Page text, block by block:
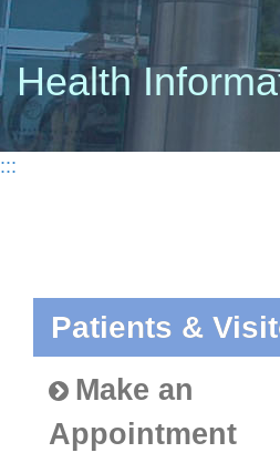
Health
:::
Patients &
Make an
Appointment